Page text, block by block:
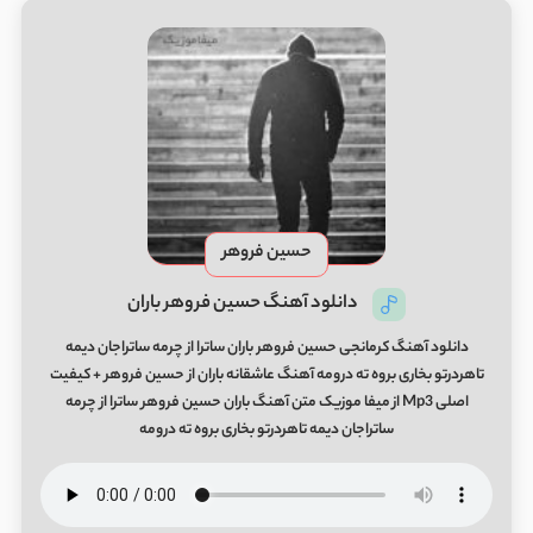
حسین فروهر
دانلود آهنگ حسین فروهر باران
دانلود آهنگ کرمانجی حسین فروهر باران ساترا از چرمه ساتراجان دیمه
تاهردرتو بخاری بروه ته درومه آهنگ عاشقانه باران از حسین فروهر + کیفیت
اصلی Mp3 از میفا موزیک متن آهنگ باران حسین فروهر ساترا از چرمه
ساتراجان دیمه تاهردرتو بخاری بروه ته درومه